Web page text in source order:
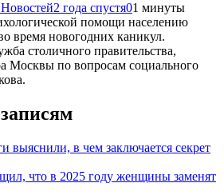
2 года спустя01 минуты
помощи населению
время новогодних каникул.
столичного правительства,
Москвы по вопросам социального
выяснили, в чем заключается секрет
что в 2025 году женщины заменят